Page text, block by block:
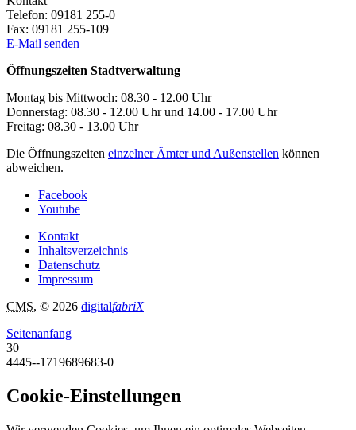
Telefon: 09181 255-0
Fax: 09181 255-109
E-Mail senden
Öffnungszeiten Stadtverwaltung
Montag bis Mittwoch: 08.30 - 12.00 Uhr
Donnerstag: 08.30 - 12.00 Uhr und 14.00 - 17.00 Uhr
Freitag: 08.30 - 13.00 Uhr
Die Öffnungszeiten einzelner Ämter und Außenstellen können
abweichen.
Facebook
Youtube
Kontakt
Inhaltsverzeichnis
Datenschutz
Impressum
CMS, © 2026 digitalfabriX
Seitenanfang
30
4445--1719689683-0
Cookie-Einstellungen